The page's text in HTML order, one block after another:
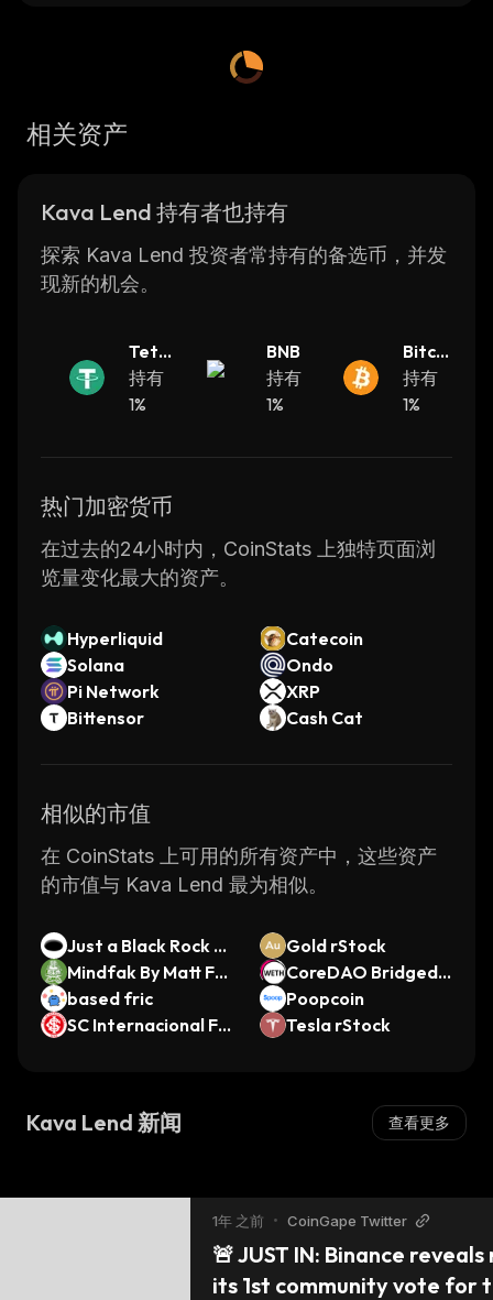
collateral held in escrow on the Kava
Kava Lend provides an easy-to-use interface
assets as collateral. They can also adjust the
terms of their loan such as interest rate or
repayment period to get the best deal
possible. On the other hand, lenders can set
offer.
The platform also offers a range of features
designed to protect both borrowers and
liquidation system that ensures that all loans
their payments. Additionally, there is an
insurance fund that covers any losses
Kava Lend is one of the most popular
decentralized lending platforms available
today. It provides users with easy access to
liquidity while protecting them from potential
risks associated with lending activities.
相关资产
Kava Lend 持有者也持有
探索 Kava Lend 投资者常持有的备选币，并发
现新的机会。
Teth
er
持有
1%
BNB
持有
1%
Bitcoi
n
持有
1%
热门加密货币
在过去的24小时内，CoinStats 上独特页面浏
览量变化最大的资产。
Hyperliquid
Catecoin
Solana
Ondo
Pi Network
XRP
Bittensor
Cash Cat
相似的市值
在 CoinStats 上可用的所有资产中，这些资产
的市值与 Kava Lend 最为相似。
Just a Black Rock o
n Base
Gold rStock
Mindfak By Matt Fur
ie
CoreDAO Bridged
WETH (Core)
based fric
Poopcoin
SC Internacional Fa
Tesla rStock
Kava Lend 新闻 查看更多
1年 之前 • CoinGape Twitter
🚨 JUST IN: Binance
its 1st community vote for